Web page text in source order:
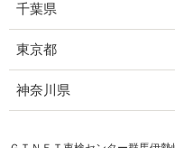
千葉県
東京都
神奈川県